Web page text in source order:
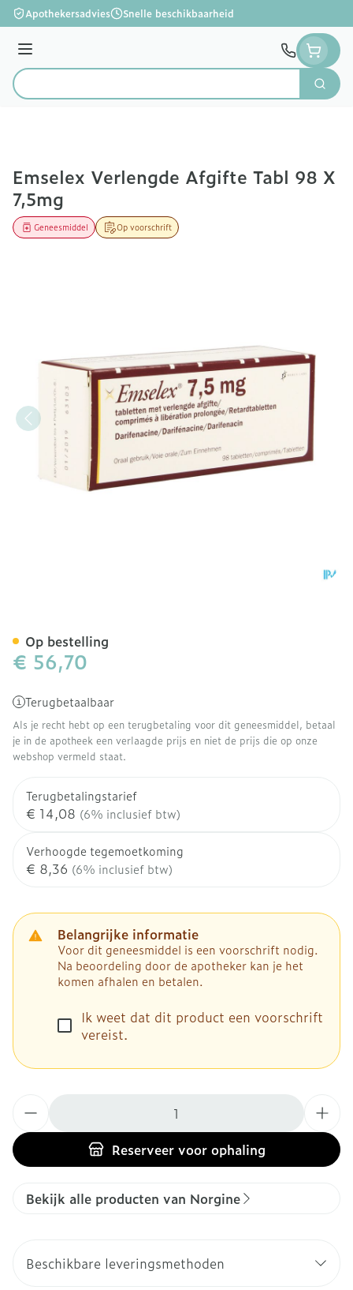
Ga naar de inhoud
Apothekersadvies Snelle beschikbaarheid
Menu
Product, merk, categorie...
Zoek
Emselex Verlengde Afgifte Tabl 98 X
7,5mg
Op voorschrift
Geneesmiddel
€ 56,70
Terugbetaalbaar
Als je recht hebt op een terugbetaling voor dit geneesmiddel, betaal
je in de apotheek een verlaagde prijs en niet de prijs die op onze
webshop vermeld staat.
Terugbetalingstarief
€ 14,08 (6% inclusief btw)
Verhoogde tegemoetkoming
€ 8,36 (6% inclusief btw)
Belangrijke informatie
Voor dit geneesmiddel is een voorschrift nodig.
Na beoordeling door de apotheker kan je het
komen afhalen en betalen.
Ik weet dat dit product een voorschrift
vereist.
Reserveervoor ophaling
Op bestelling
Bekijk alle producten van Norgine
Beschikbare leveringsmethoden